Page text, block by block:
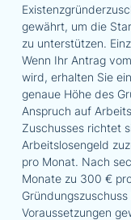
gewährt, um die
zu unterstützen.
Wenn Ihr Antrag
wird, erhalten Sie
genaue Höhe des
Anspruch auf
Zuschusses richtet
Arbeitslosengeld
pro Monat. Nach
Monate zu 300 €
Voraussetzungen